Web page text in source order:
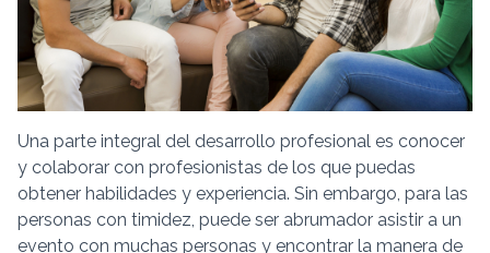
Una parte integral del desarrollo profesional es conocer
y colaborar con profesionistas de los que puedas
obtener habilidades y experiencia. Sin embargo, para las
personas con timidez, puede ser abrumador asistir a un
evento con muchas personas y encontrar la manera de